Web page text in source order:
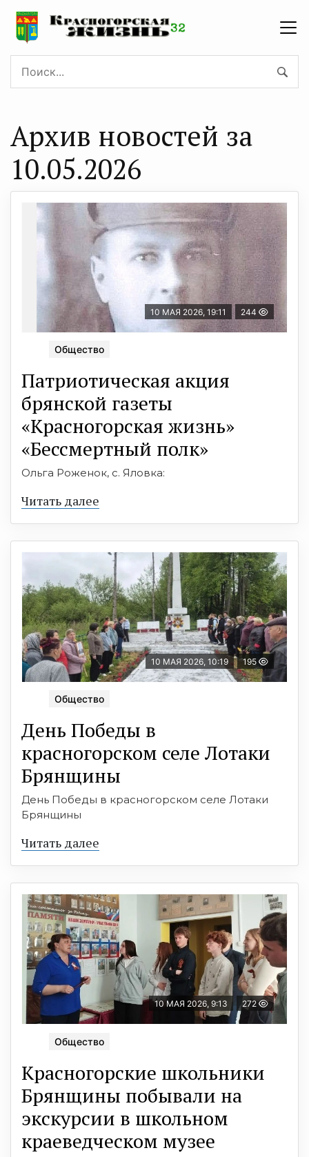
Архив новостей за
10.05.2026
10 МАЯ 2026, 19:11 244
Общество
Патриотическая акция
брянской газеты
«Красногорская жизнь»
«Бессмертный полк»
Ольга Роженок, с. Яловка:
Читать далее
10 МАЯ 2026, 10:19 195
Общество
День Победы в
красногорском селе Лотаки
Брянщины
День Победы в красногорском селе Лотаки
Брянщины
Читать далее
10 МАЯ 2026, 9:13 272
Общество
Красногорские школьники
Брянщины побывали на
экскурсии в школьном
краеведческом музее